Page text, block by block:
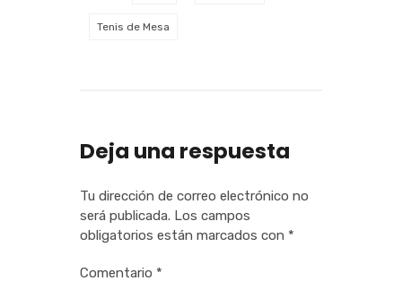
Tenis de Mesa
Deja una respuesta
Tu dirección de correo electrónico no
será publicada. Los campos
obligatorios están marcados con *
Comentario *